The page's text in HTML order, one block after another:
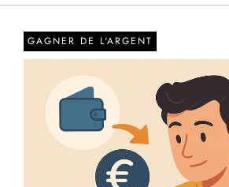
GAGNER DE L'ARGENT